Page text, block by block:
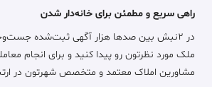
راهی سریع و مطمئن برای خانه‌دار شدن
در ۲نبش بین صدها هزار آگهی ثبت‌شده
ملک مورد نظرتون رو پیدا کنید و برای انجام
مشاورین املاک معتمد و متخصص شهرتون در